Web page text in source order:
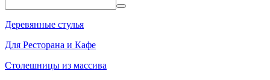
Деревянные стулья
Для Ресторана и Кафе
Столешницы из массива